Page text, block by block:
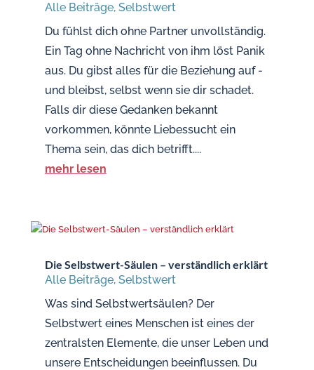
Alle Beiträge, Selbstwert
Du fühlst dich ohne Partner unvollständig.
Ein Tag ohne Nachricht von ihm löst Panik
aus. Du gibst alles für die Beziehung auf -
und bleibst, selbst wenn sie dir schadet.
Falls dir diese Gedanken bekannt
vorkommen, könnte Liebessucht ein
Thema sein, das dich betrifft....
mehr lesen
Die Selbstwert-Säulen – verständlich erklärt
Alle Beiträge, Selbstwert
Was sind Selbstwertsäulen? Der
Selbstwert eines Menschen ist eines der
zentralsten Elemente, die unser Leben und
unsere Entscheidungen beeinflussen. Du